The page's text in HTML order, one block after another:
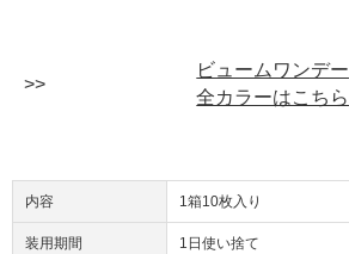
ビュームワンデー
全カラーはこちら
内容 1箱10枚入り
装用期間 1日使い捨て